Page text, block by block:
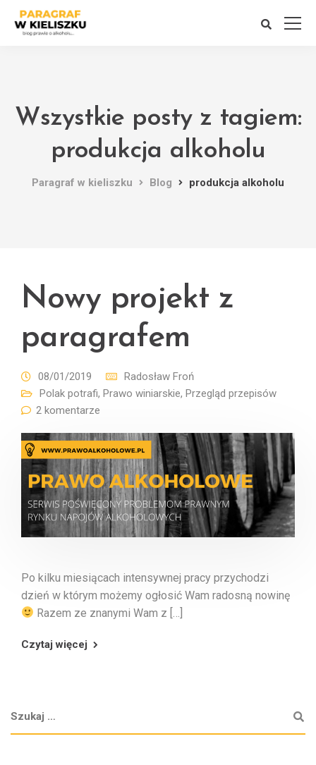
Wszystkie posty z tagiem:
produkcja alkoholu
Paragraf w kieliszku Blog produkcja alkoholu
Nowy projekt z
paragrafem
08/01/2019
Radosław Froń
Polak potrafi, Prawo winiarskie, Przegląd przepisów
2 komentarze
Po kilku miesiącach intensywnej pracy przychodzi
dzień w którym możemy ogłosić Wam radosną nowinę
Razem ze znanymi Wam z […]
Czytaj więcej